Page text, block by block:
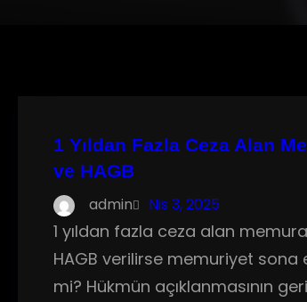
1 Yıldan Fazla Ceza Alan
ve HAGB
admin
Nis 3, 2025
1 yıldan fazla ceza alan memura
HAGB verilirse memuriyet sona
mi? Hükmün açıklanmasının geri